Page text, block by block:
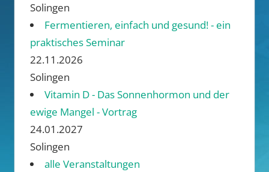
Solingen
Fermentieren, einfach und gesund! - ein
praktisches Seminar
22.11.2026
Solingen
Vitamin D - Das Sonnenhormon und der
ewige Mangel - Vortrag
24.01.2027
Solingen
alle Veranstaltungen